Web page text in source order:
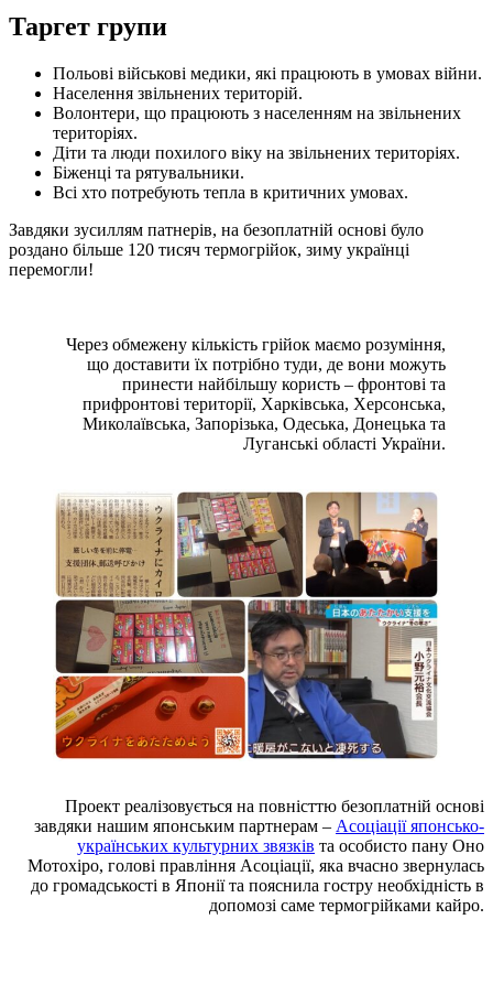
Таргет групи
Польові військові медики, які працюють в умовах війни.
Населення звільнених територій.
Волонтери, що працюють з населенням на звільнених
територіях.
Діти та люди похилого віку на звільнених територіях.
Біженці та рятувальники.
Всі хто потребують тепла в критичних умовах.
Завдяки зусиллям патнерів, на безоплатній основі було
роздано більше 120 тисяч термогрійок, зиму українці
перемогли!
Через обмежену кількість грійок маємо розуміння,
що доставити їх потрібно туди, де вони можуть
принести найбільшу користь – фронтові та
прифронтові території, Харківська, Херсонська,
Миколаївська, Запорізька, Одеська, Донецька та
Луганські області України.
Проект реалізовується на повністтю безоплатній основі
завдяки нашим японським партнерам – Асоціації японсько-
українських культурних звязків та особисто пану Оно
Мотохіро, голові правління Асоціації, яка вчасно звернулась
до громадськості в Японії та пояснила гостру необхідність в
допомозі саме термогрійками кайро.